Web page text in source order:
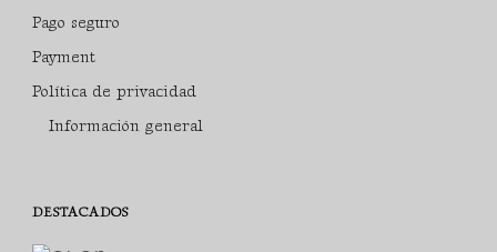
Pago seguro
Payment
Política de privacidad
Información general
DESTACADOS